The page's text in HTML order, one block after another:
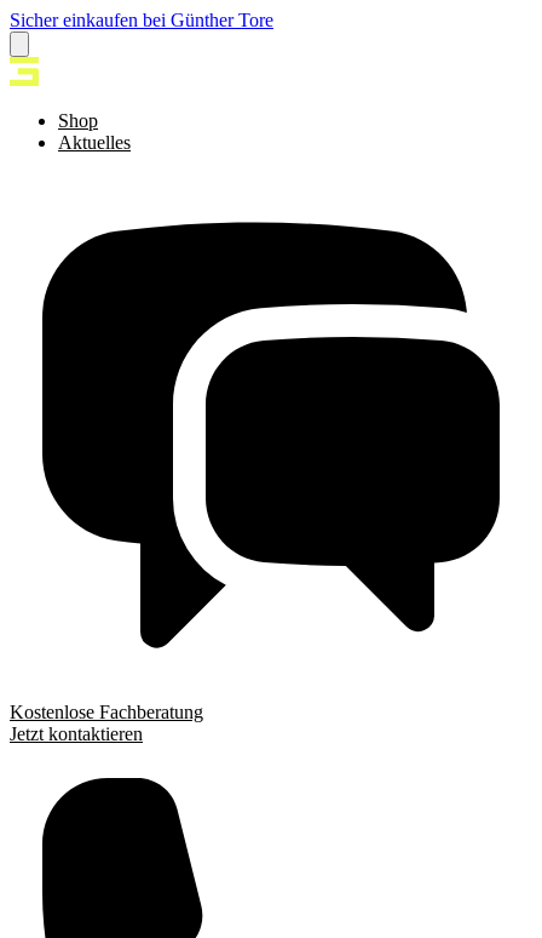
Sicher einkaufen bei Günther Tore
Shop
Aktuelles
Kostenlose Fachberatung
Jetzt kontaktieren